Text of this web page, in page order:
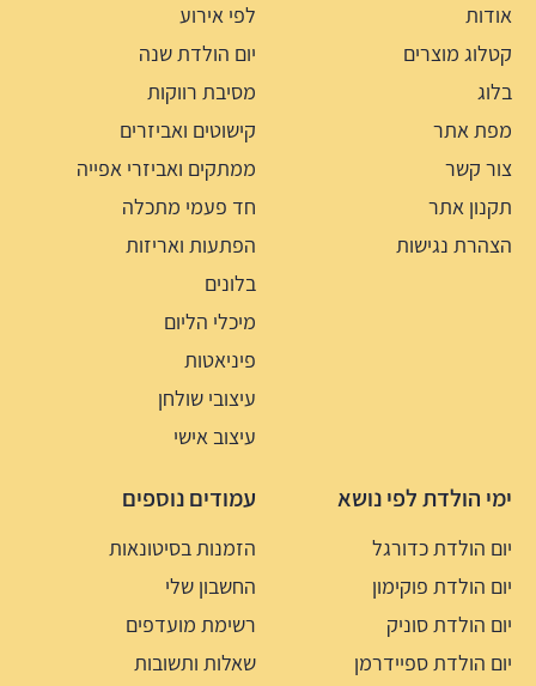
אודות
קטלוג מוצרים
בלוג
מפת אתר
צור קשר
תקנון אתר
הצהרת נגישות
לפי אירוע
יום הולדת שנה
מסיבת רווקות
קישוטים ואביזרים
ממתקים ואביזרי אפייה
חד פעמי מתכלה
הפתעות ואריזות
בלונים
מיכלי הליום
פיניאטות
עיצובי שולחן
עיצוב אישי
ימי הולדת לפי נושא
יום הולדת כדורגל
יום הולדת פוקימון
יום הולדת סוניק
יום הולדת ספיידרמן
עמודים נוספים
הזמנות בסיטונאות
החשבון שלי
רשימת מועדפים
שאלות ותשובות